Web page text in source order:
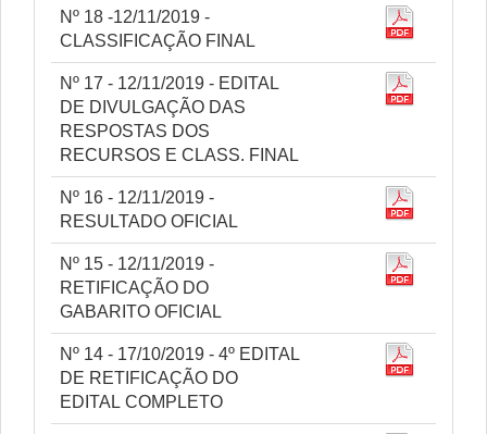
Nº 18 -12/11/2019 -
CLASSIFICAÇÃO FINAL
Nº 17 - 12/11/2019 - EDITAL
DE DIVULGAÇÃO DAS
RESPOSTAS DOS
RECURSOS E CLASS. FINAL
Nº 16 - 12/11/2019 -
RESULTADO OFICIAL
Nº 15 - 12/11/2019 -
RETIFICAÇÃO DO
GABARITO OFICIAL
Nº 14 - 17/10/2019 - 4º EDITAL
DE RETIFICAÇÃO DO
EDITAL COMPLETO